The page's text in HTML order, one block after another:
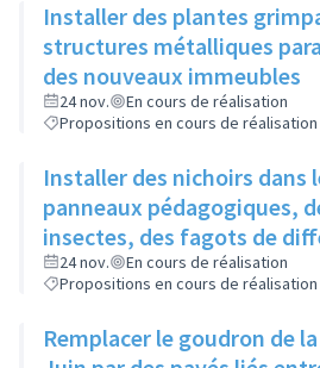
Installer des plantes
structures métalliques
des nouveaux immeubles
24 nov.
En cours de réalisation
Propositions en cours de réalisation
Installer des nichoirs dans
panneaux pédagogiques,
insectes, des fagots de
pour stimuler la
Château à la Roue
24 nov.
En cours de réalisation
Propositions en cours de réalisation
Remplacer le goudron de